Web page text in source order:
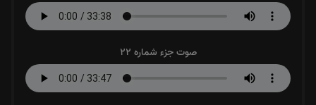
صوت جزء شماره 22